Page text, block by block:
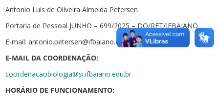
Antonio Luis de Oliveira Almeida Petersen
Portaria de Pessoal JUNHO – 699/2025 – DO/RET/IFBAIANO
E-mail: antonio.petersen@ifbaiano.edu.br
E-MAIL DA COORDENAÇÃO:
coordenacaobiologia@si.ifbaiano.edu.br
HORÁRIO DE FUNCIONAMENTO: